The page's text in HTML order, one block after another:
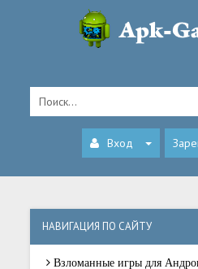
Вход
НАВИГАЦИЯ ПО САЙТУ
Взломанные игры для